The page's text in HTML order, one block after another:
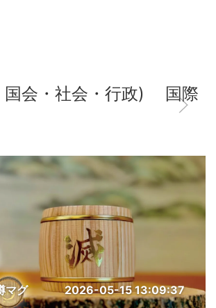
会・社会・行政) 国際
マグ 2026-05-15 13:09:37